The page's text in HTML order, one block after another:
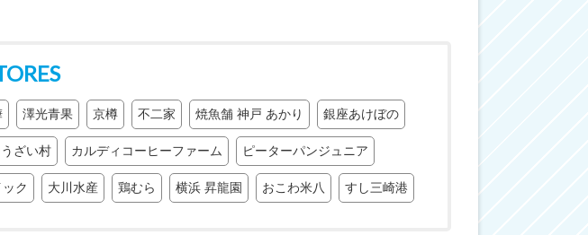
澤光青果 京樽 不二家 焼魚舗 神戸 あかり 銀座あけぼの
ざい村 カルディコーヒーファーム ピーターパンジュニア
ク 大川水産 鶏むら 横浜 昇龍園 おこわ米八 すし三崎港